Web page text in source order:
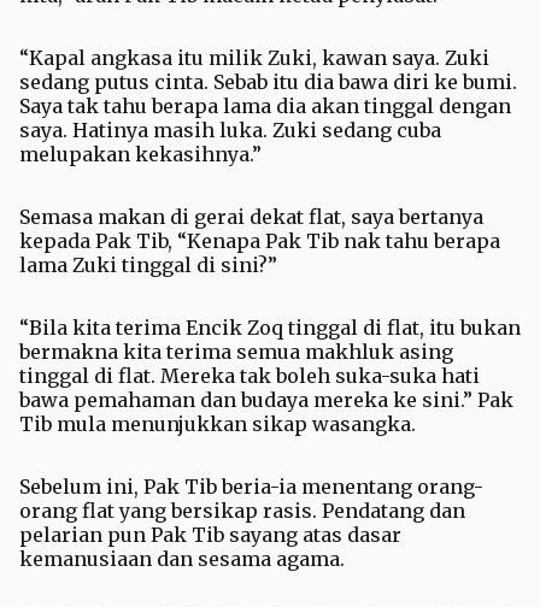
“Kapal angkasa itu milik Zuki, kawan saya. Zuki
sedang putus cinta. Sebab itu dia bawa diri ke bumi.
Saya tak tahu berapa lama dia akan tinggal dengan
saya. Hatinya masih luka. Zuki sedang cuba
melupakan kekasihnya.”
Semasa makan di gerai dekat flat, saya bertanya
kepada Pak Tib, “Kenapa Pak Tib nak tahu berapa
lama Zuki tinggal di sini?”
“Bila kita terima Encik Zoq tinggal di flat, itu bukan
bermakna kita terima semua makhluk asing
tinggal di flat. Mereka tak boleh suka-suka hati
bawa pemahaman dan budaya mereka ke sini.” Pak
Tib mula menunjukkan sikap wasangka.
Sebelum ini, Pak Tib beria-ia menentang orang-
orang flat yang bersikap rasis. Pendatang dan
pelarian pun Pak Tib sayang atas dasar
kemanusiaan dan sesama agama.